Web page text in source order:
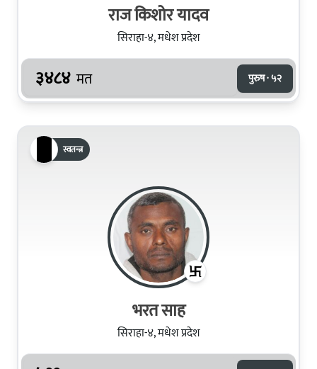
राज किशोर यादव
सिराहा-४, मधेश प्रदेश
३४८४ मत पुरुष · ५२
स्वतन्त्र
भरत साह
सिराहा-४, मधेश प्रदेश